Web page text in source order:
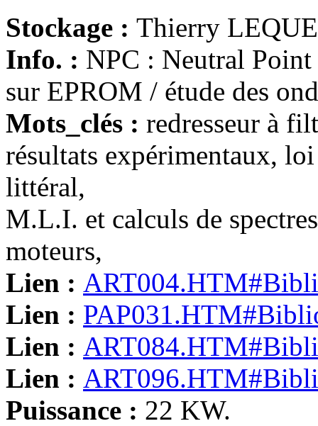
Stockage : Thierry
Info. : NPC : Neutral Point
sur EPROM / étude des
Mots_clés : redresseur à
résultats expérimentaux,
littéral,
M.L.I. et calculs de
moteurs,
Lien :
Lien :
Lien :
Lien :
Puissance : 22 KW.